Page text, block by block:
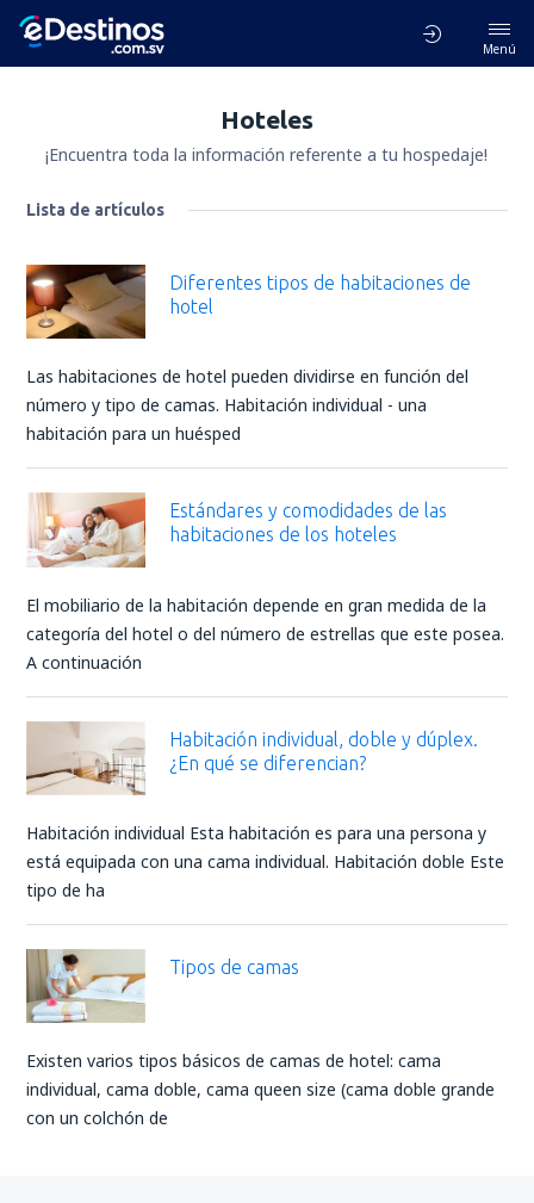
Menú
Hoteles
¡Encuentra toda la información referente a tu hospedaje!
Lista de artículos
Diferentes tipos de habitaciones de
hotel
Las habitaciones de hotel pueden dividirse en función del
número y tipo de camas. Habitación individual - una
habitación para un huésped
Estándares y comodidades de las
habitaciones de los hoteles
El mobiliario de la habitación depende en gran medida de la
categoría del hotel o del número de estrellas que este posea.
A continuación
Habitación individual, doble y dúplex.
¿En qué se diferencian?
Habitación individual Esta habitación es para una persona y
está equipada con una cama individual. Habitación doble Este
tipo de ha
Tipos de camas
Existen varios tipos básicos de camas de hotel: cama
individual, cama doble, cama queen size (cama doble grande
con un colchón de